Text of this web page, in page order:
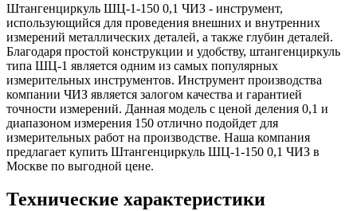
Штангенциркуль ШЦ-1-150 0,1 ЧИЗ - инструмент,
использующийся для проведения внешних и внутренних
измерений металлических деталей, а также глубин деталей.
Благодаря простой конструкции и удобству, штангенциркуль
типа ШЦ-1 является одним из самых популярных
измерительных инструментов. Инструмент производства
компании ЧИЗ является залогом качества и гарантией
точности измерений. Данная модель с ценой деления 0,1 и
диапазоном измерения 150 отлично подойдет для
измерительных работ на производстве. Наша компания
предлагает купить Штангенциркуль ШЦ-1-150 0,1 ЧИЗ в
Москве по выгодной цене.
Технические характеристики